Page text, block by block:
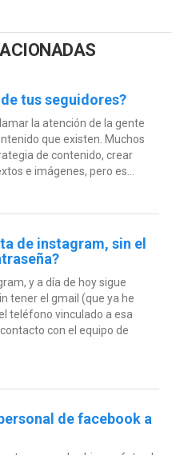
tus seguidores?
la atención de la gente
que existen. Muchos
de contenido, crear
e imágenes, pero es...
de instagram, sin el
y a día de hoy sigue
tener el gmail (que ya he
teléfono vinculado a esa
con el equipo de
de facebook a